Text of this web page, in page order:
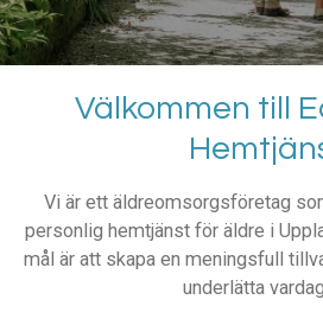
Välkommen till
Vi är ett äldreomsorgsföretag
personlig hemtjänst för äldre i
mål är att skapa en meningsfull
underlätta